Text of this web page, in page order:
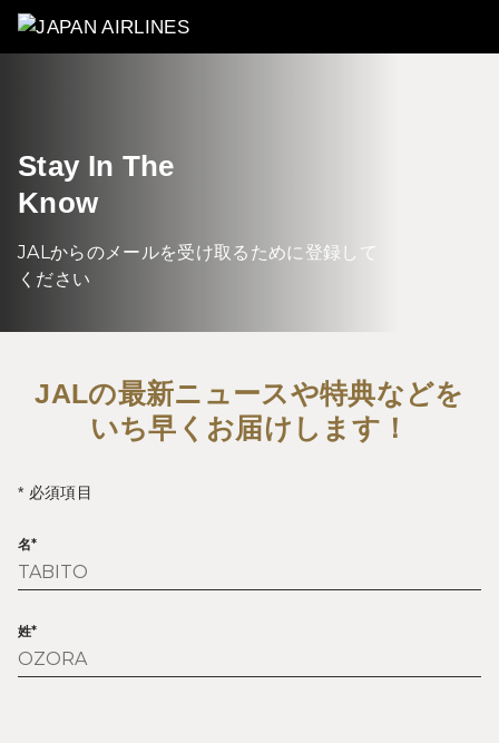
Stay In The
Know
JALからのメールを受け取るために登録して
ください
JALの最新ニュースや特典などを
いち早くお届けします！
* 必須項目
名*
姓*